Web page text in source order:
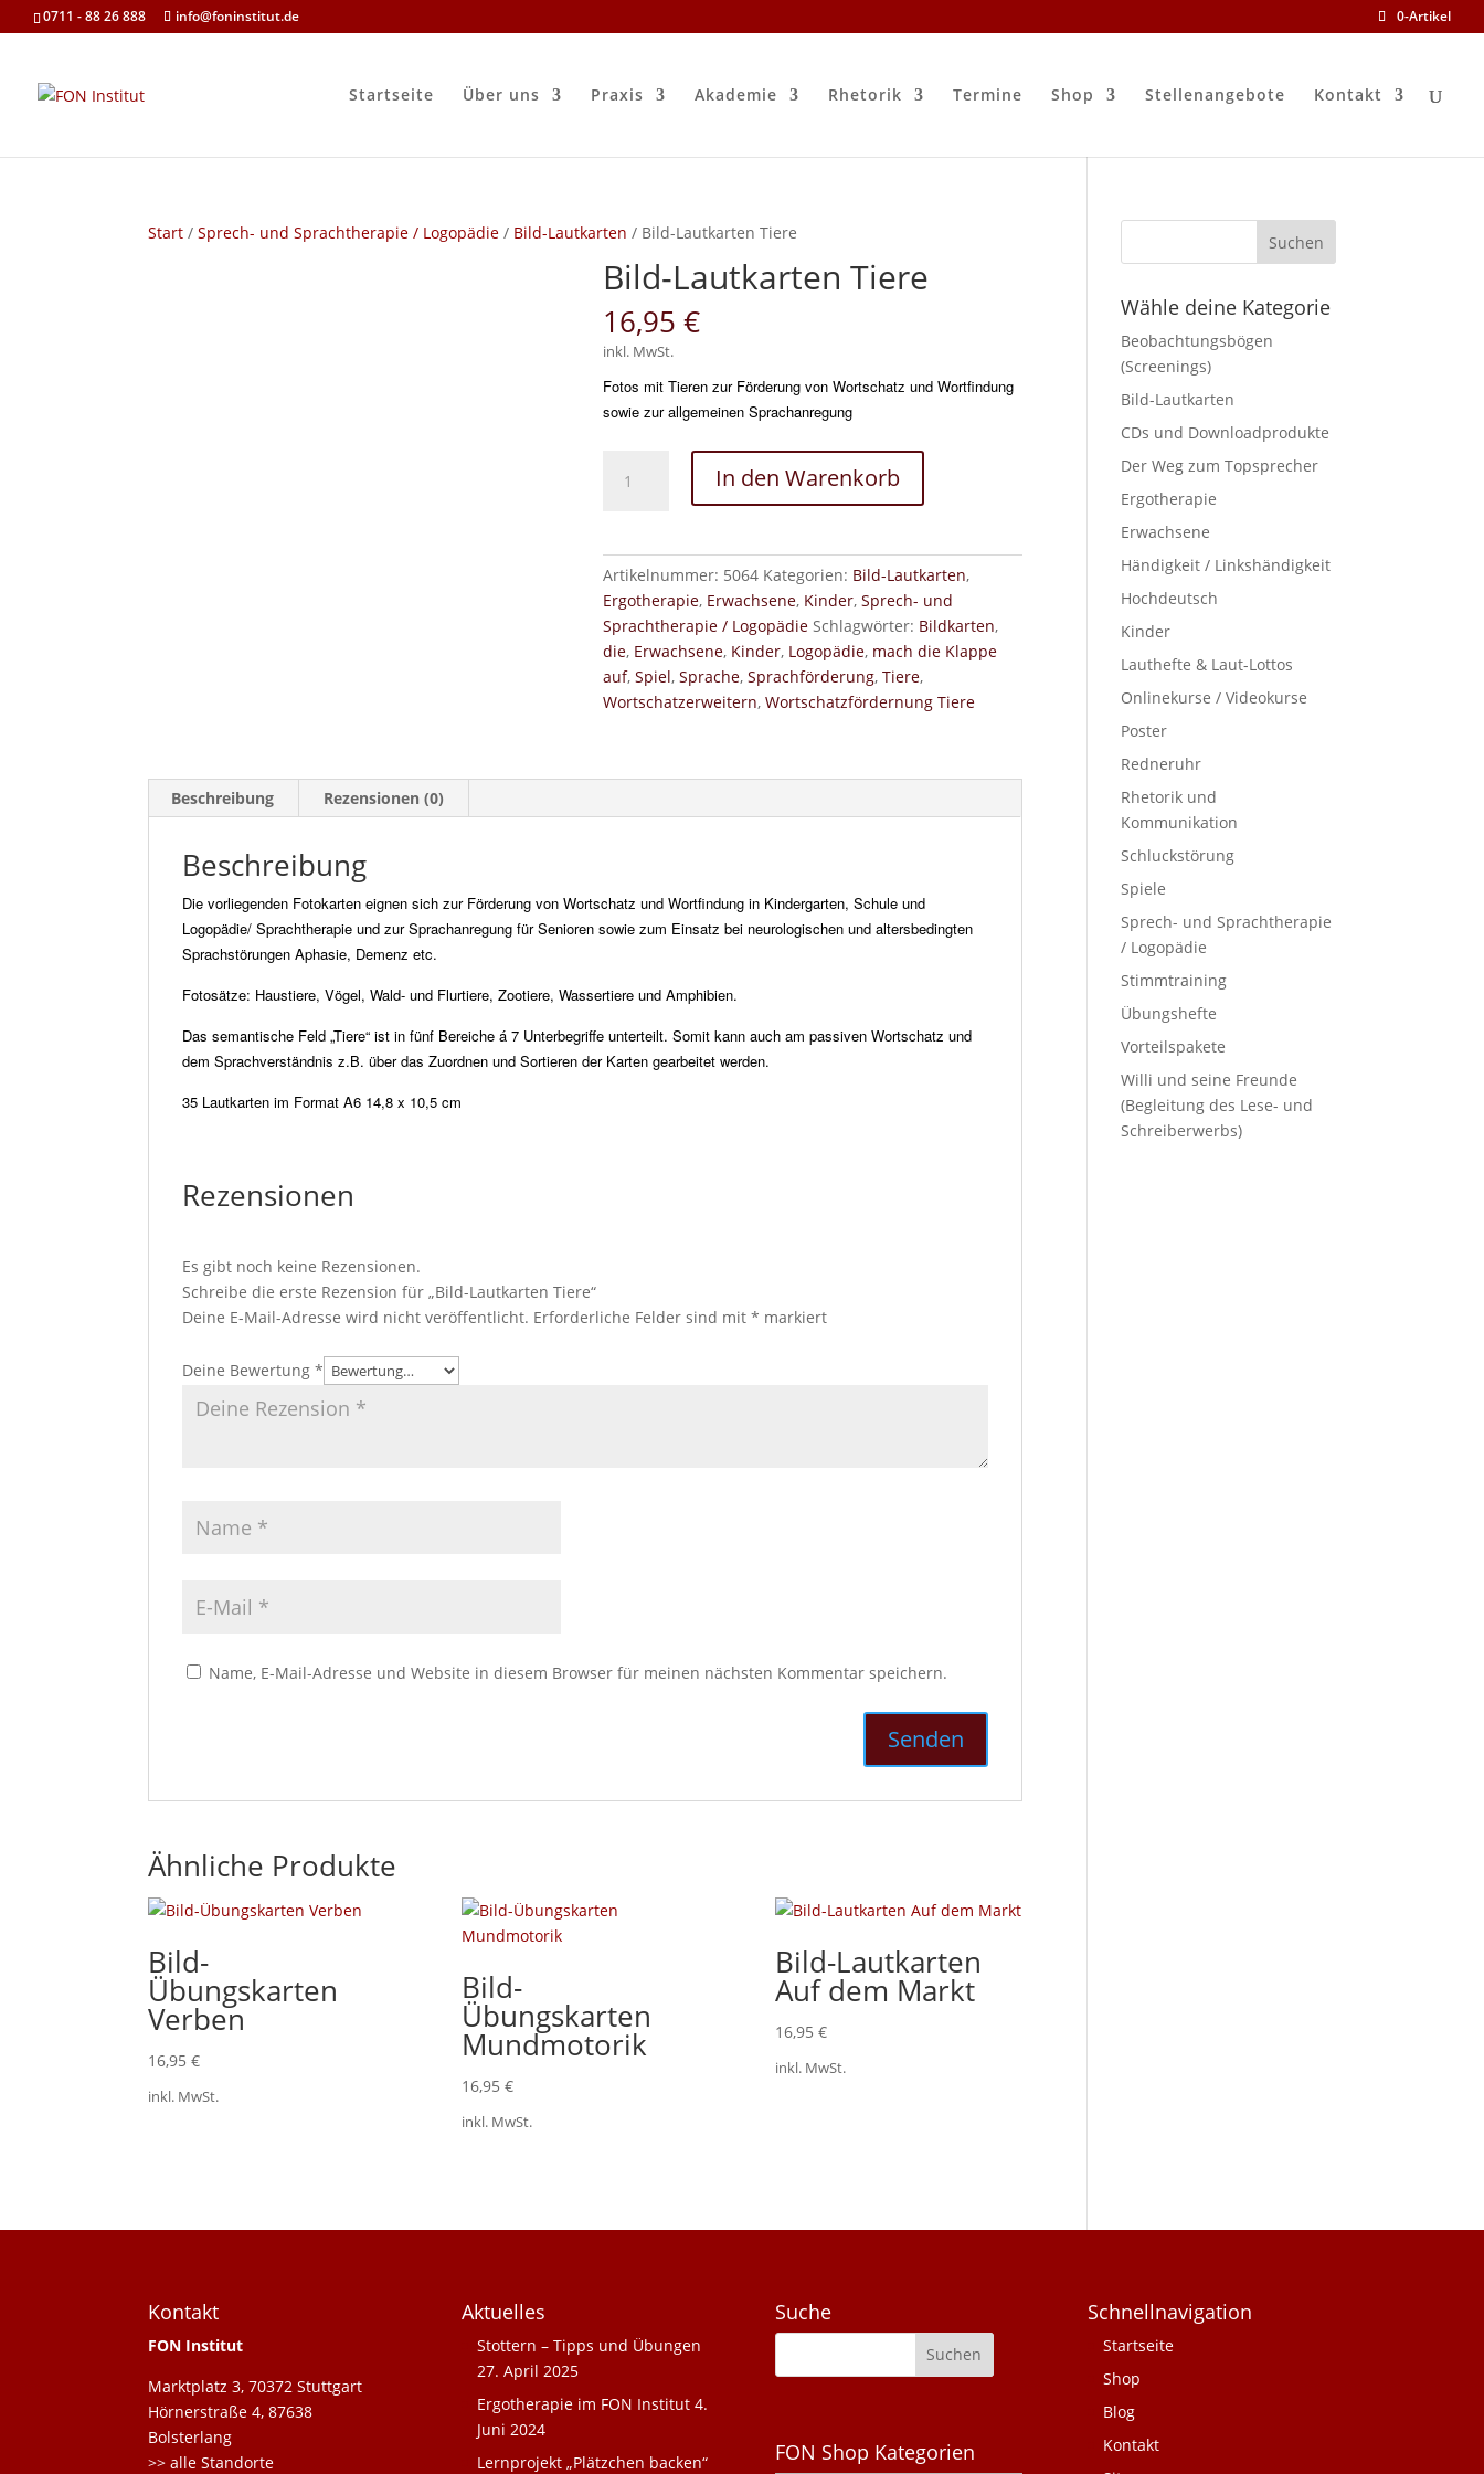
0711 - 88 26 888 info@foninstitut.de 0-Artikel
Startseite Über uns Praxis Akademie Rhetorik Termine Shop Stellenangebote Kontakt
Start /Sprech- und Sprachtherapie / Logopädie / Bild-Lautkarten / Bild-Lautkarten Tiere
Bild-Lautkarten Tiere
16,95€
inkl. MwSt.
Fotos mit Tieren zur Förderung von Wortschatz und Wortfindung
sowie zur allgemeinen Sprachanregung
Lautkarten
In den Warenkorb
Artikelnummer: 5064 Kategorien: Bild-Lautkarten,
Ergotherapie, Erwachsene, Kinder,Sprech- und
Sprachtherapie / Logopädie Schlagwörter: Bildkarten,
die, Erwachsene, Kinder, Logopädie, mach die Klappe
auf,Spiel,Sprache,Sprachförderung,Tiere,
Wortschatzerweitern,Wortschatzfördernung Tiere
Beschreibung Rezensionen (0)
Beschreibung
Die vorliegenden Fotokarten eignen sich zur Förderung von Wortschatz und Wortfindung in Kindergarten, Schule und
Logopädie/ Sprachtherapie und zur Sprachanregung für Senioren sowie zum Einsatz bei neurologischen und altersbedingten
Sprachstörungen Aphasie, Demenz etc.
Fotosätze: Haustiere, Vögel, Wald- und Flurtiere, Zootiere, Wassertiere und Amphibien.
Das semantische Feld „Tiere“ ist in fünf Bereiche á 7 Unterbegriffe unterteilt. Somit kann auch am passiven Wortschatz und
dem Sprachverständnis z.B. über das Zuordnen und Sortieren der Karten gearbeitet werden.
35 Lautkarten im Format A6 14,8 x 10,5 cm
Rezensionen
Es gibt noch keine Rezensionen.
Schreibe die erste Rezension für „Bild-Lautkarten Tiere“
Deine E-Mail-Adresse wird nicht veröffentlicht. Erforderliche Felder sind mit* markiert
Deine Bewertung*
Name, E-Mail-Adresse und Website in diesem Browser für meinen nächsten Kommentar speichern.
Ähnliche Produkte
Bild-
Übungskarten
Verben
16,95€
inkl. MwSt.
Bild-
Übungskarten
Mundmotorik
16,95 €
inkl. MwSt.
Bild-Lautkarten
Auf dem Markt
16,95 €
inkl. MwSt.
Wähle deine Kategorie
Beobachtungsbögen
(Screenings)
Bild-Lautkarten
CDs und Downloadprodukte
Der Weg zum Topsprecher
Ergotherapie
Erwachsene
Händigkeit / Linkshändigkeit
Hochdeutsch
Kinder
Lauthefte & Laut-Lottos
Onlinekurse / Videokurse
Poster
Redneruhr
Rhetorik und
Kommunikation
Schluckstörung
Spiele
Sprech- und Sprachtherapie
/ Logopädie
Stimmtraining
Übungshefte
Vorteilspakete
Willi und seine Freunde
(Begleitung des Lese- und
Schreiberwerbs)
Kontakt
FON Institut
Marktplatz 3, 70372 Stuttgart
Hörnerstraße 4, 87638
Bolsterlang
>> alle Standorte
Aktuelles
Stottern – Tipps und Übungen
27. April 2025
Ergotherapie im FON Institut 4.
Juni 2024
Lernprojekt „Plätzchen backen“
Suche
FON Shop Kategorien
Schnellnavigation
Startseite
Shop
Blog
Kontakt